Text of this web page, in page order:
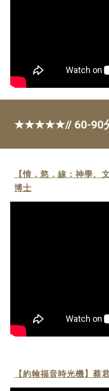
★★★★★// 60-90
【情．慾．線：神學、
博士
【約翰福音時光機】蔡